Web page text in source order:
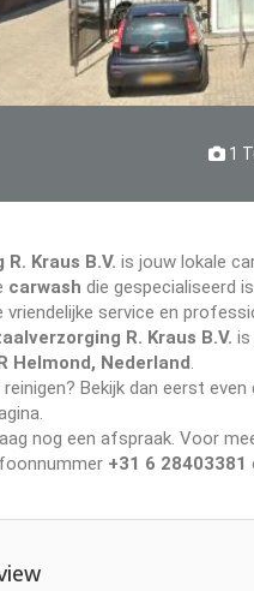
1
Kraus B.V. is jouw lokale
carwash die gespecialiseerd
vriendelijke service en
R. Kraus B.V. is
Helmond, Nederland.
Bekijk dan eerst even
nog een afspraak. Voor
+31 6 28403381